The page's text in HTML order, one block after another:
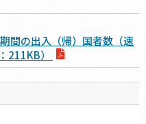
間の出入（帰）国者数（速
211KB）